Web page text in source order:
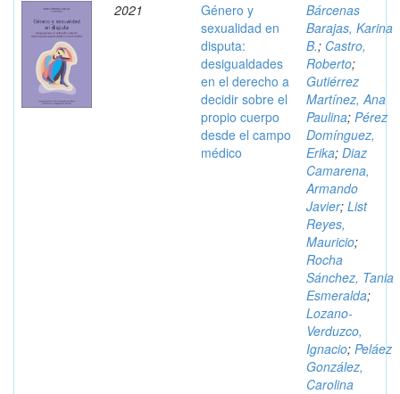
2021
Género y
sexualidad en
disputa:
desigualdades
en el derecho a
decidir sobre el
propio cuerpo
desde el campo
médico
Bárcenas
Barajas, Karina
B.; Castro,
Roberto;
Gutiérrez
Martínez, Ana
Paulina; Pérez
Domínguez,
Erika; Diaz
Camarena,
Armando
Javier; List
Reyes,
Mauricio;
Rocha
Sánchez, Tania
Esmeralda;
Lozano-
Verduzco,
Ignacio; Peláez
González,
Carolina